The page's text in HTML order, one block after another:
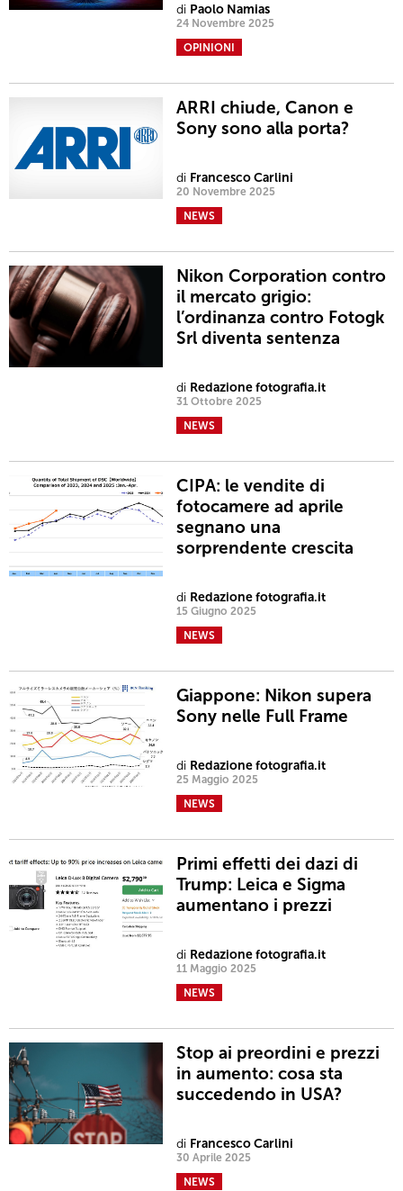
di Paolo Namias
24 Novembre 2025
OPINIONI
ARRI chiude, Canon e
Sony sono alla porta?
di Francesco Carlini
20 Novembre 2025
NEWS
Nikon Corporation contro
il mercato grigio:
l’ordinanza contro Fotogk
Srl diventa sentenza
di Redazione fotografia.it
31 Ottobre 2025
NEWS
CIPA: le vendite di
fotocamere ad aprile
segnano una
sorprendente crescita
di Redazione fotografia.it
15 Giugno 2025
NEWS
Giappone: Nikon supera
Sony nelle Full Frame
di Redazione fotografia.it
25 Maggio 2025
NEWS
Primi effetti dei dazi di
Trump: Leica e Sigma
aumentano i prezzi
di Redazione fotografia.it
11 Maggio 2025
NEWS
Stop ai preordini e prezzi
in aumento: cosa sta
succedendo in USA?
di Francesco Carlini
30 Aprile 2025
NEWS